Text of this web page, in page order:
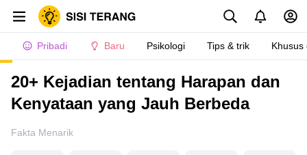
Pribadi Baru Psikologi Tips & trik Khusus
20+ Kejadian tentang Harapan dan
Kenyataan yang Jauh Berbeda
Fakta Menarik